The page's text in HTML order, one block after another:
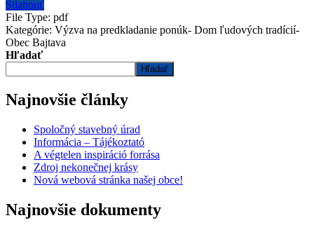
Stiahnuť
File Type: pdf
Kategórie: Výzva na predkladanie ponúk- Dom ľudových tradícií-
Obec Bajtava
Hľadať
Hľadať
Najnovšie články
Spoločný stavebný úrad
Informácia – Tájékoztató
A végtelen inspiráció forrása
Zdroj nekonečnej krásy
Nová webová stránka našej obce!
Najnovšie dokumenty